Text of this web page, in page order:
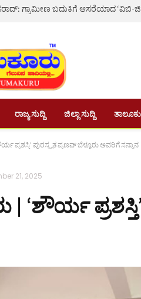
ರಾಜ್ಯ ಸುದ್ದಿ ಜಿಲ್ಲಾ ಸುದ್ದಿ
ಪ್ರಶಸ್ತಿ’ ಪುರಸ್ಕೃತ ಪ್ರಣವ್ ಬೆಳ್ಳೂರು ಅವರಿಗೆ ಸನ್ಮಾನ
21, 2025
| ‘ಶೌರ್ಯ